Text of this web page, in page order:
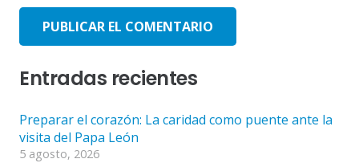
PUBLICAR EL COMENTARIO
Entradas recientes
Preparar el corazón: La caridad como puente ante la
visita del Papa León
5 agosto, 2026